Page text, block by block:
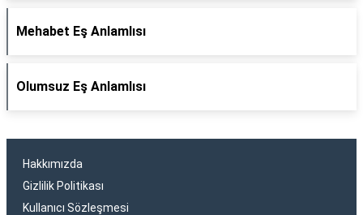
Mehabet Eş Anlamlısı
Olumsuz Eş Anlamlısı
Hakkımızda
Gizlilik Politikası
Kullanıcı Sözleşmesi